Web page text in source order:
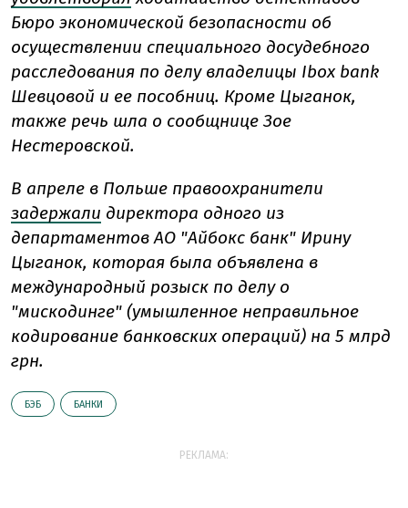
Бюро экономической безопасности об
осуществлении специального досудебного
расследования по делу владелицы Ibox bank
Шевцовой и ее пособниц. Кроме Цыганок,
также речь шла о сообщнице Зое
Нестеровской.
В апреле в Польше правоохранители
задержали директора одного из
департаментов АО "Айбокс банк" Ирину
Цыганок, которая была объявлена в
международный розыск по делу о
"мискодинге" (умышленное неправильное
кодирование банковских операций) на 5 млрд
грн.
БЭБ БАНКИ
РЕКЛАМА: